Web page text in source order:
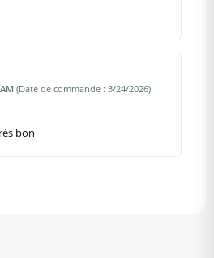
(Date de commande : 3/24/2026)
bon